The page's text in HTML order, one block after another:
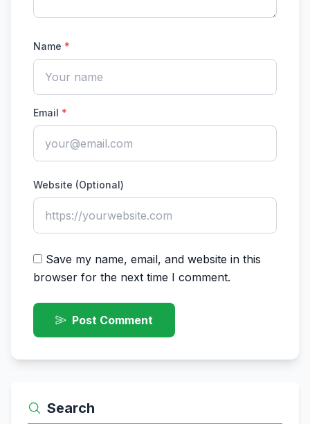
Name *
Email *
Website (Optional)
Save my name, email, and website in this
browser for the next time I comment.
Post Comment
Search